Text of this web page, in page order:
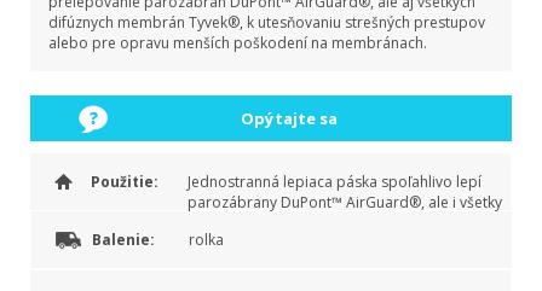
difúznych membrán Tyvek®, k utesňovaniu strešných prestupov
alebo pre opravu menších poškodení na membránach.
Opýtajte sa
Použitie:
Jednostranná lepiaca páska spoľahlivo lepí
parozábrany DuPont™ AirGuard®, ale i všetky
Balenie:
rolka